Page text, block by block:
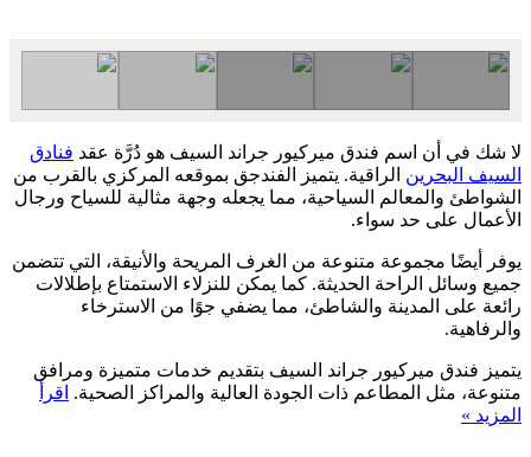
لا شك في أن اسم فندق ميركيور جراند السيف هو دُرَّة عقد فنادق
السيف البحرين الراقية. يتميز الفندجق بموقعه المركزي بالقرب من
الشواطئ والمعالم السياحية، مما يجعله وجهة مثالية للسياح ورجال
الأعمال على حد سواء.
يوفر أيضًا مجموعة متنوعة من الغرف المريحة والأنيقة، التي تتضمن
جميع وسائل الراحة الحديثة. كما يمكن للنزلاء الاستمتاع بإطلالات
رائعة على المدينة والشاطئ، مما يضفي جوًا من الاسترخاء
والرفاهية.
يتميز فندق ميركيور جراند السيف بتقديم خدمات متميزة ومرافق
متنوعة، مثل المطاعم ذات الجودة العالية والمراكز الصحية. اقرأ
المزيد »